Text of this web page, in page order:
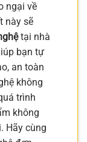
ngại về
này sẽ
tại nhà
bạn tự
an toàn
không
trình
không
Hãy cùng